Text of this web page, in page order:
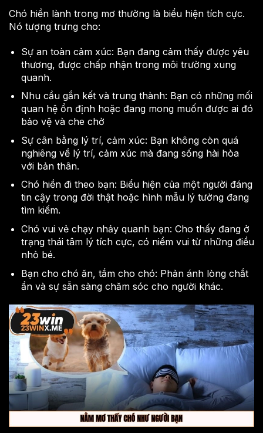
Chó hiền lành trong mơ thường là biểu hiện tích cực.
Nó tượng trưng cho:
Sự an toàn cảm xúc: Bạn đang cảm thấy được yêu
thương, được chấp nhận trong môi trường xung
quanh.
Nhu cầu gắn kết và trung thành: Bạn có những mối
quan hệ ổn định hoặc đang mong muốn được ai đó
bảo vệ và che chở
Sự cân bằng lý trí, cảm xúc: Bạn không còn quá
nghiêng về lý trí, cảm xúc mà đang sống hài hòa
với bản thân.
Chó hiền đi theo bạn: Biểu hiện của một người đáng
tin cậy trong đời thật hoặc hình mẫu lý tưởng đang
tìm kiếm.
Chó vui vẻ chạy nhảy quanh bạn: Cho thấy đang ở
trạng thái tâm lý tích cực, có niềm vui từ những điều
nhỏ bé.
Bạn cho chó ăn, tắm cho chó: Phản ánh lòng chắt
ẩn và sự sẵn sàng chăm sóc cho người khác.